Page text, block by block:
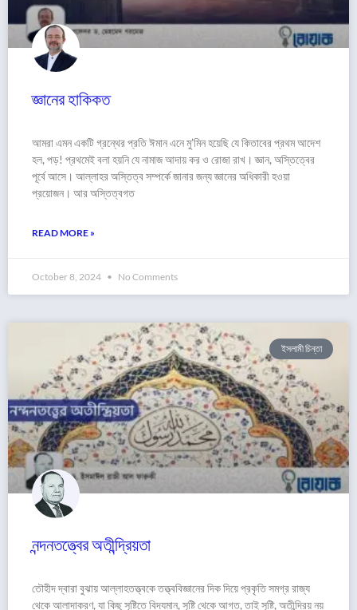
জ্ঞানের হাকিকত
আমরা এমন একটি গ্রন্থের প্রতি ঈমান এনে মু’মিন হয়েছি যে কিতাবের প্রথম আদেশ
হল, পড়! প্রথমেই বলা হয়নি যে নামাজ আদায় কর ও রোজা রাখ। জ্ঞান, অস্তিত্বের
পূর্বে আসে। আল্লাহর অস্তিত্ব সম্পর্কে জানার জন্য জ্ঞানের অধিকারী হওয়া
প্রয়োজন। আর অস্তিত্বগত
READ MORE »
October 8, 2024 No Comments
ইসলামী চিন্তা
নন্দনতত্ত্বের অতীন্দ্রিয়তা
তৌহীদ দ্বারা বুঝায় আল্লাহতত্ত্বকে তত্ত্ববিজ্ঞানের দিক দিয়ে প্রকৃতি সমগ্র রাজ্য
থেকে আলাদাকরণ, যা কিছু সৃষ্টিতে বিদ্যমান, সৃষ্টি থেকে আগত, তাই সৃষ্টি, অতীন্দ্রিয় নয়